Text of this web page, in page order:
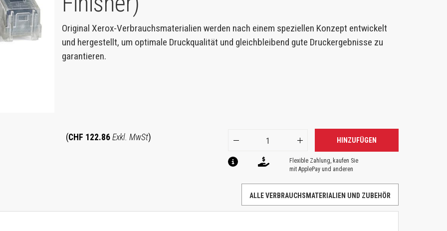
Original Xerox-Verbrauchsmaterialien werden nach einem speziellen Konzept entwickelt
und hergestellt, um optimale Druckqualität und gleichbleibend gute Druckergebnisse zu
garantieren.
(CHF 122.86 Exkl. MwSt) HINZUFÜGEN
Flexible Zahlung, kaufen Sie
mit ApplePay und anderen
ALLE VERBRAUCHSMATERIALIEN UND ZUBEHÖR